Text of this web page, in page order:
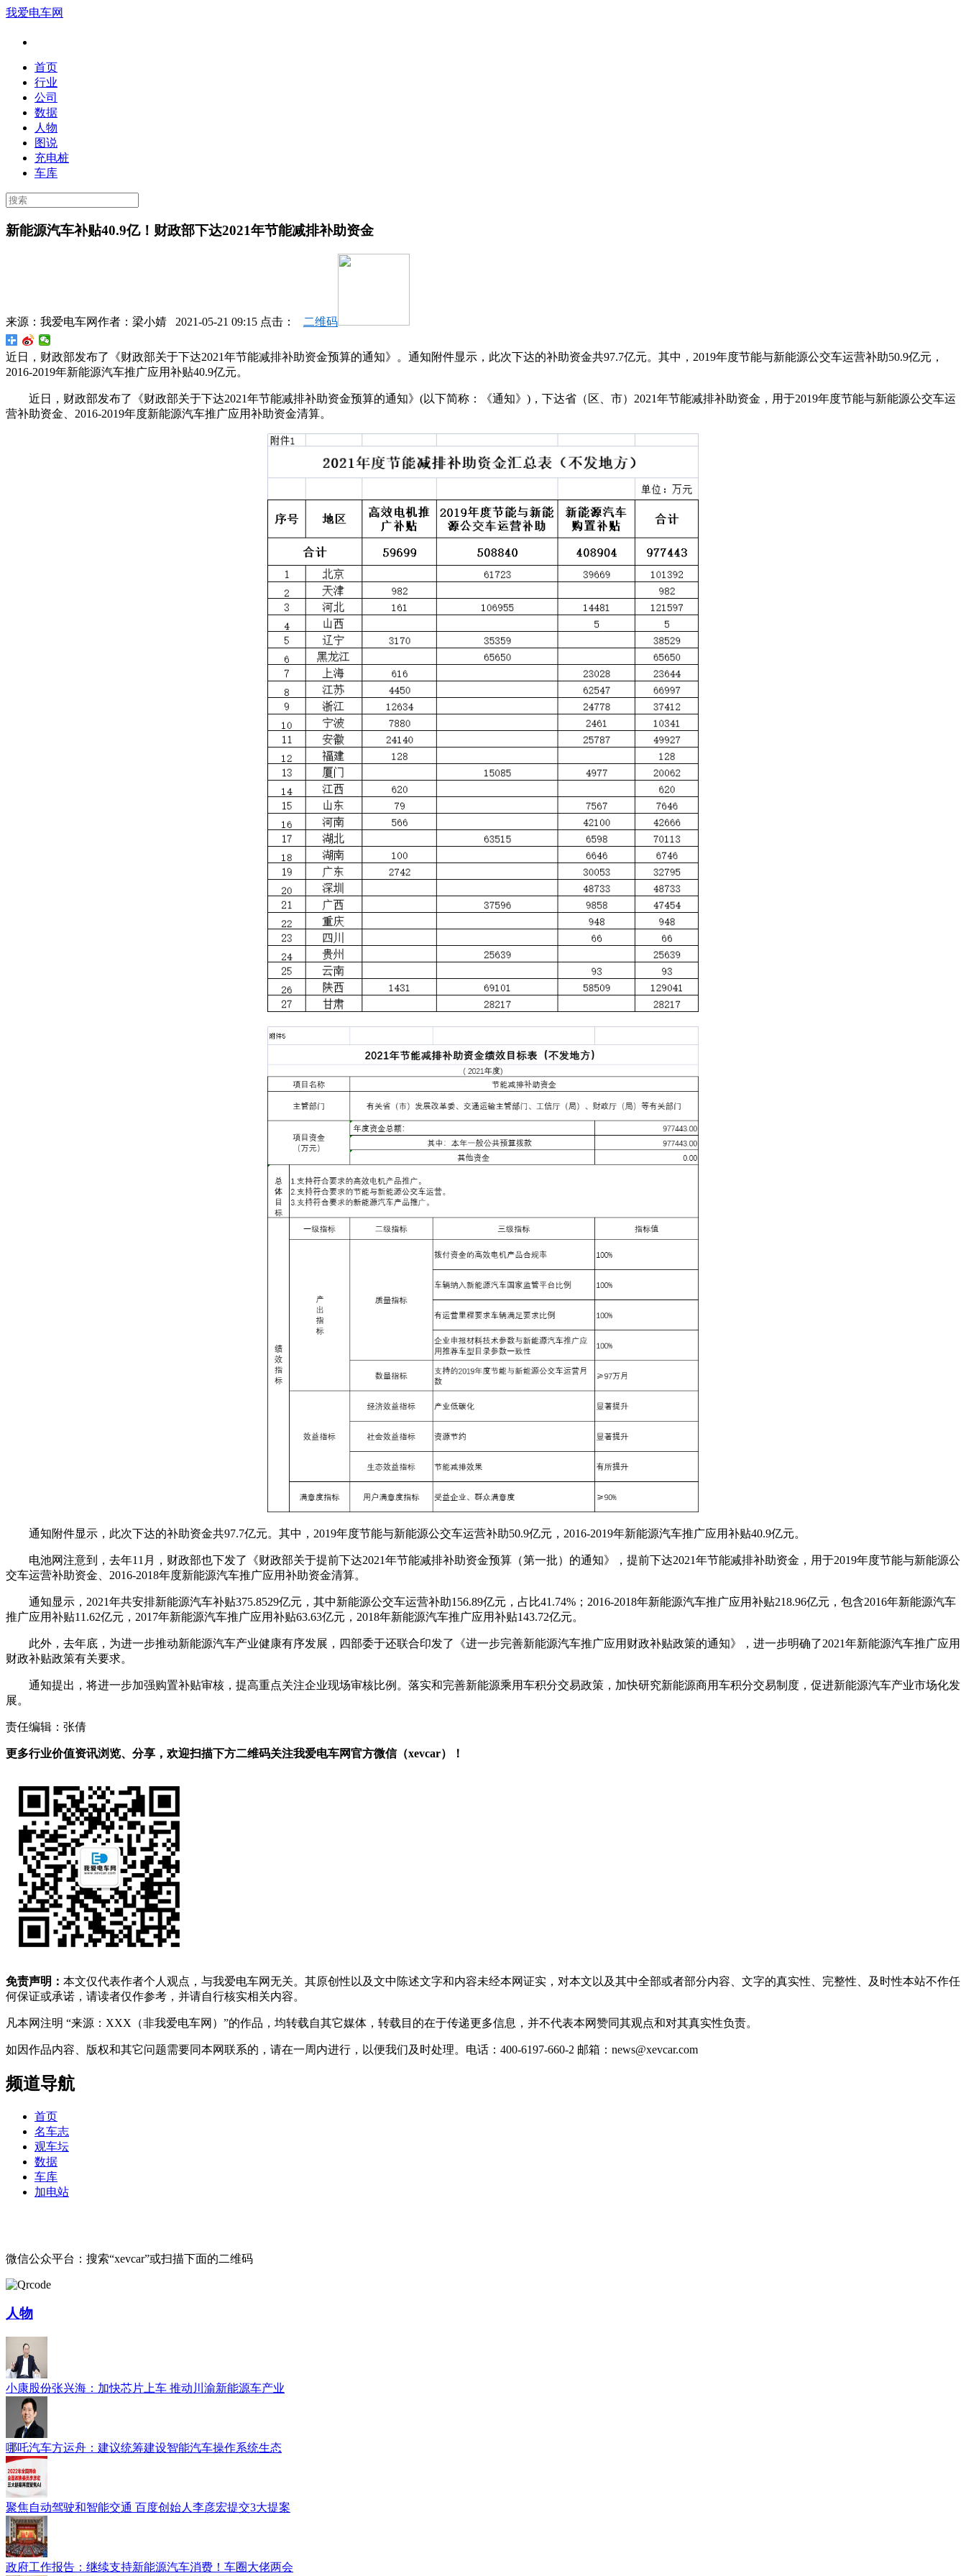
我爱电车网
首页
行业
公司
数据
人物
图说
充电桩
车库
新能源汽车补贴40.9亿！财政部下达2021年节能减排补助资金
来源： 我爱电车网作者： 梁小婧 2021-05-21 09:15 点击： 二维码
近日，财政部发布了《财政部关于下达2021年节能减排补助资金预算的通知》。通知附件显示，此次下达的补助资金共97.7亿元。其中，2019年度节能与新能源公交车运营补助50.9亿元，
2016-2019年新能源汽车推广应用补贴40.9亿元。
近日，财政部发布了《财政部关于下达2021年节能减排补助资金预算的通知》(以下简称：《通知》)，下达省（区、市）2021年节能减排补助资金，用于2019年度节能与新能源公交车运
营补助资金、2016-2019年度新能源汽车推广应用补助资金清算。
通知附件显示，此次下达的补助资金共97.7亿元。其中，2019年度节能与新能源公交车运营补助50.9亿元，2016-2019年新能源汽车推广应用补贴40.9亿元。
电池网注意到，去年11月，财政部也下发了《财政部关于提前下达2021年节能减排补助资金预算（第一批）的通知》，提前下达2021年节能减排补助资金，用于2019年度节能与新能源公
交车运营补助资金、2016-2018年度新能源汽车推广应用补助资金清算。
通知显示，2021年共安排新能源汽车补贴375.8529亿元，其中新能源公交车运营补助156.89亿元，占比41.74%；2016-2018年新能源汽车推广应用补贴218.96亿元，包含2016年新能源汽车
推广应用补贴11.62亿元，2017年新能源汽车推广应用补贴63.63亿元，2018年新能源汽车推广应用补贴143.72亿元。
此外，去年底，为进一步推动新能源汽车产业健康有序发展，四部委于还联合印发了《进一步完善新能源汽车推广应用财政补贴政策的通知》，进一步明确了2021年新能源汽车推广应用
财政补贴政策有关要求。
通知提出，将进一步加强购置补贴审核，提高重点关注企业现场审核比例。落实和完善新能源乘用车积分交易政策，加快研究新能源商用车积分交易制度，促进新能源汽车产业市场化发
展。
责任编辑：张倩
更多行业价值资讯浏览、分享，欢迎扫描下方二维码关注我爱电车网官方微信（xevcar）！
免责声明： 本文仅代表作者个人观点，与我爱电车网无关。其原创性以及文中陈述文字和内容未经本网证实，对本文以及其中全部或者部分内容、文字的真实性、完整性、及时性本站不作任
何保证或承诺，请读者仅作参考，并请自行核实相关内容。
凡本网注明 “来源：XXX（非我爱电车网）”的作品，均转载自其它媒体，转载目的在于传递更多信息，并不代表本网赞同其观点和对其真实性负责。
如因作品内容、版权和其它问题需要同本网联系的，请在一周内进行，以便我们及时处理。电话：400-6197-660-2 邮箱：news@xevcar.com
频道导航
首页
名车志
观车坛
数据
车库
加电站
微信公众平台：搜索“xevcar”或扫描下面的二维码
人物
小康股份张兴海：加快芯片上车 推动川渝新能源车产业
哪吒汽车方运舟：建议统筹建设智能汽车操作系统生态
聚焦自动驾驶和智能交通 百度创始人李彦宏提交3大提案
政府工作报告：继续支持新能源汽车消费！车圈大佬两会